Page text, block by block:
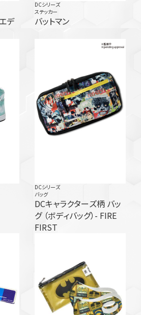
DCシリーズ
ステッカー
バットマン
DCシリーズ
バッグ
DCキャラクターズ柄 バッ
グ （ボディバッグ）- FIRE
FIRST